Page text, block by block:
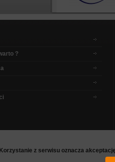
?
Korzystanie z serwisu oznacza akceptację